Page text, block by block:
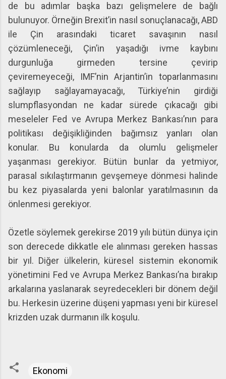
de bu adımlar başka bazı gelişmelere de bağlı
bulunuyor. Örneğin Brexit’in nasıl sonuçlanacağı, ABD
ile Çin arasındaki ticaret savaşının nasıl
çözümleneceği, Çin’in yaşadığı ivme kaybını
durgunluğa girmeden tersine çevirip
çeviremeyeceği, IMF’nin Arjantin’in toparlanmasını
sağlayıp sağlayamayacağı, Türkiye’nin girdiği
slumpflasyondan ne kadar sürede çıkacağı gibi
meseleler Fed ve Avrupa Merkez Bankası’nın para
politikası değişikliğinden bağımsız yanları olan
konular. Bu konularda da olumlu gelişmeler
yaşanması gerekiyor. Bütün bunlar da yetmiyor,
parasal sıkılaştırmanın gevşemeye dönmesi halinde
bu kez piyasalarda yeni balonlar yaratılmasının da
önlenmesi gerekiyor.
Özetle söylemek gerekirse 2019 yılı bütün dünya için
son derecede dikkatle ele alınması gereken hassas
bir yıl. Diğer ülkelerin, küresel sistemin ekonomik
yönetimini Fed ve Avrupa Merkez Bankası’na bırakıp
arkalarına yaslanarak seyredecekleri bir dönem değil
bu. Herkesin üzerine düşeni yapması yeni bir küresel
krizden uzak durmanın ilk koşulu.
Ekonomi